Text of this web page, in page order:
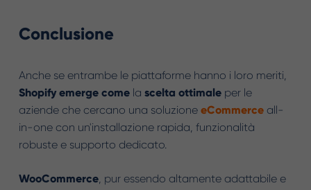
Conclusione
Anche se entrambe le piattaforme hanno i loro meriti,
Shopify emerge comela scelta ottimaleper le
aziende che cercano una soluzione eCommerceall-
in-one con un'installazione rapida, funzionalità
robuste e supporto dedicato.
WooCommerce, pur essendo altamente adattabile e